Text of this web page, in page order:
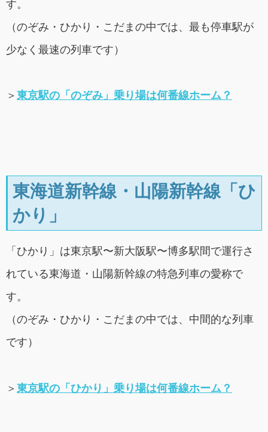
す。
（のぞみ・ひかり・こだまの中では、最も停車駅が
少なく最速の列車です）
＞ 東京駅の「のぞみ」乗り場は何番線ホーム？
東海道新幹線・山陽新幹線「ひ
かり」
「ひかり」は東京駅〜新大阪駅〜博多駅間で運行さ
れている東海道・山陽新幹線の特急列車の愛称で
す。
（のぞみ・ひかり・こだまの中では、中間的な列車
です）
＞ 東京駅の「ひかり」乗り場は何番線ホーム？